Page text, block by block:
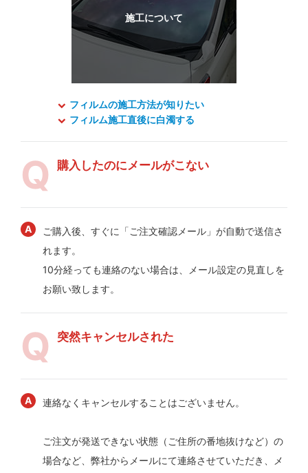
フィルムの施工方法が知りたい
フィルム施工直後に白濁する
購入したのにメールがこない
ご購入後、すぐに「ご注文確認メール」が自動で送信さ
れます。
10分経っても連絡のない場合は、メール設定の見直しを
お願い致します。
突然キャンセルされた
連絡なくキャンセルすることはございません。
ご注文が発送できない状態（ご住所の番地抜けなど）の
場合など、弊社からメールにて連絡させていただき、メ